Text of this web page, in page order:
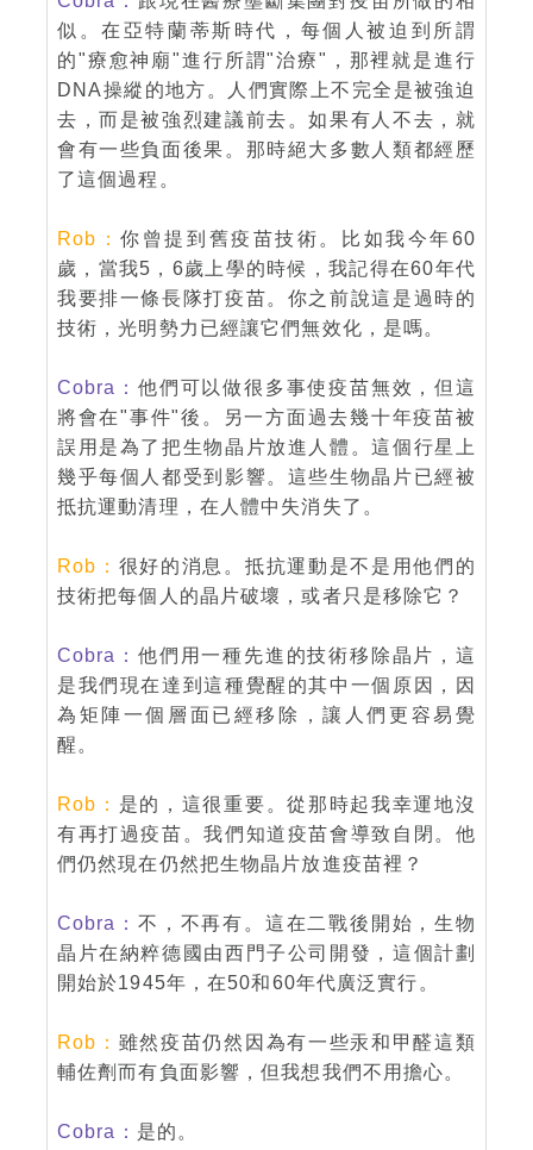
似。在亞特蘭蒂斯時代，每個人被迫到所謂
的"療愈神廟"進行所謂"治療"，那裡就是進行
DNA操縱的地方。人們實際上不完全是被強迫
去，而是被強烈建議前去。如果有人不去，就
會有一些負面後果。那時絕大多數人類都經歷
了這個過程。
Rob：你曾提到舊疫苗技術。比如我今年60
歲，當我5，6歲上學的時候，我記得在60年代
我要排一條長隊打疫苗。你之前說這是過時的
技術，光明勢力已經讓它們無效化，是嗎。
Cobra：他們可以做很多事使疫苗無效，但這
將會在"事件"後。另一方面過去幾十年疫苗被
誤用是為了把生物晶片放進人體。這個行星上
幾乎每個人都受到影響。這些生物晶片已經被
抵抗運動清理，在人體中失消失了。
Rob： 很好的消息。抵抗運動是不是用他們的
技術把每個人的晶片破壞，或者只是移除它？
Cobra：他們用一種先進的技術移除晶片，這
是我們現在達到這種覺醒的其中一個原因，因
為矩陣一個層面已經移除，讓人們更容易覺
醒。
Rob： 是的，這很重要。從那時起我幸運地沒
有再打過疫苗。我們知道疫苗會導致自閉。他
們仍然現在仍然把生物晶片放進疫苗裡？
Cobra：不，不再有。這在二戰後開始，生物
晶片在納粹德國由西門子公司開發，這個計劃
開始於1945年，在50和60年代廣泛實行。
Rob： 雖然疫苗仍然因為有一些汞和甲醛這類
輔佐劑而有負面影響，但我想我們不用擔心。
Cobra： 是的。